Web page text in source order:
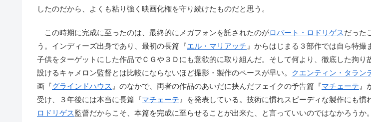
したのだから、よくも粘り強く映画化権を守り続けたものだと思う。
この時期に完成に至ったのは、最終的にメガフォンを託されたのがロバート・ロドリゲスだった
う。インディーズ出身であり、最初の長篇『エル・マリアッチ 』からはじまる３部作では自ら特撮
子供をターゲットにした作品でＣＧや３Ｄにも意欲的に取り組んだ。そして何より、徹底した拘り
設けるキャメロン監督とは比較にならないほど撮影・製作のペースが早い。
クエンティン・タラン
画『グラインドハウス 』のなかで、両者の作品のあいだに挟んだフェイクの予告篇『マチェーテ 』
受け、３年後には本当に長篇『マチェーテ 』を発表している。技術に慣れスピーディな製作にも慣
ロドリゲス監督だからこそ、本篇を完成に至らせることが出来た、と言っていいのではなかろうか。